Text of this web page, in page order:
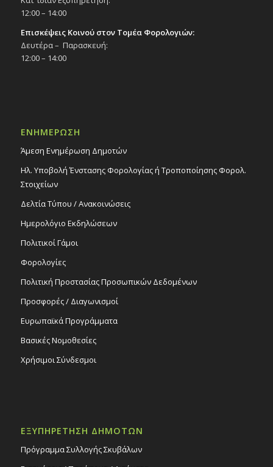
12:00 – 14:00
Επισκέψεις Κοινού στον Τομέα Φορολογιών:
Δευτέρα – Παρασκευή:
12:00 – 14:00
ΕΝΗΜΕΡΩΣΗ
Άμεση Ενημέρωση Δημοτών
Ηλ. Υποβολή Ένστασης Φορολογίας ή Τροποποίησης Φορολ.
Στοιχείων
Δελτία Τύπου / Ανακοινώσεις
Ημερολόγιο Εκδηλώσεων
Πολιτικοί Γάμοι
Φορολογίες
Πολιτική Προστασίας Προσωπικών Δεδομένων
Προσφορές / Διαγωνισμοί
Ευρωπαϊκά Προγράμματα
Βασικές Νομοθεσίες
Χρήσιμοι Σύνδεσμοι
ΕΞΥΠΗΡΕΤΗΣΗ ΔΗΜΟΤΩΝ
Πρόγραμμα Συλλογής Σκυβάλων